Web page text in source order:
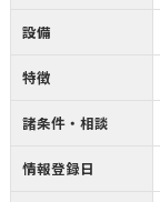
設備
特徴
諸条件・相談
情報登録日